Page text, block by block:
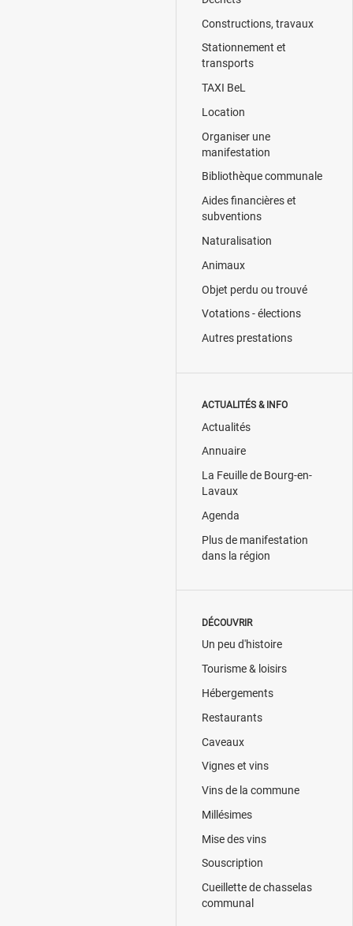
Constructions, travaux
Stationnement et
transports
TAXI BeL
Location
Organiser une
manifestation
Bibliothèque communale
Aides financières et
subventions
Naturalisation
Animaux
Objet perdu ou trouvé
Votations - élections
Autres prestations
ACTUALITÉS & INFO
Actualités
Annuaire
La Feuille de Bourg-en-
Lavaux
Agenda
Plus de manifestation
dans la région
DÉCOUVRIR
Un peu d'histoire
Tourisme & loisirs
Hébergements
Restaurants
Caveaux
Vignes et vins
Vins de la commune
Millésimes
Mise des vins
Souscription
Cueillette de chasselas
communal